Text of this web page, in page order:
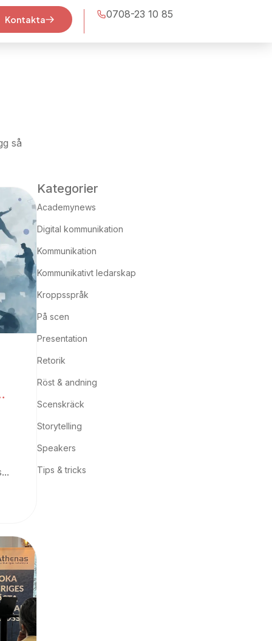
Kontakta 0708-23 10 85
så
Kategorier
Academynews
Digital kommunikation
Kommunikation
Kommunikativt ledarskap
Kroppsspråk
På scen
Presentation
Retorik
Röst & andning
Scenskräck
Storytelling
Speakers
Tips & tricks